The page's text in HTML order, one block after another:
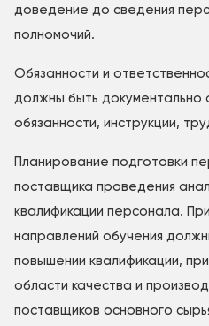
доведение до сведения
полномочий.
Обязанности и
должны быть
обязанности, инструкции,
Планирование подготовки
поставщика проведения
квалификации персонала.
направлений обучения
повышении квалификации,
области качества и
поставщиков основного